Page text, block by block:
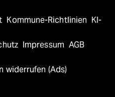
Kommune-Richtlinien KI-
Impressum AGB
widerrufen (Ads)